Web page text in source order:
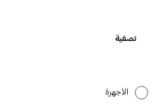
تصفية
الأجهزة